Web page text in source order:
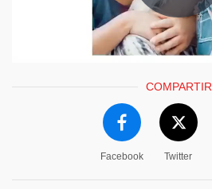
COMPARTIR
Facebook Twitter